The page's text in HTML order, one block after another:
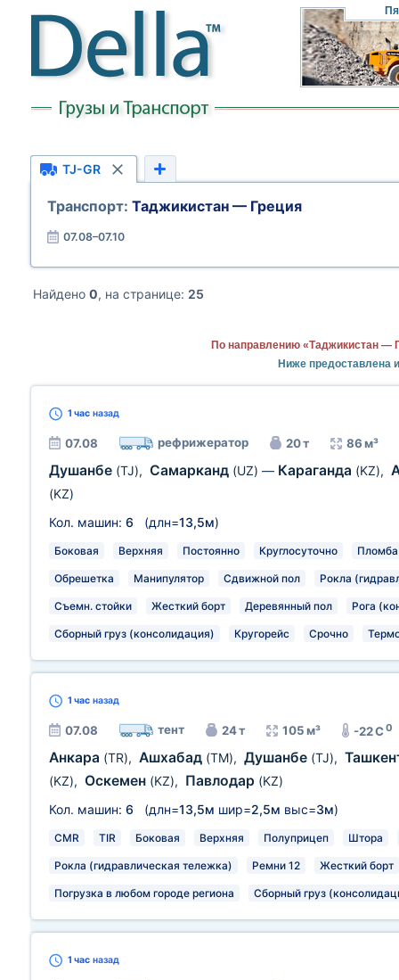
TJ-GR
Транспорт: Таджикистан — Греция
07.08–07.10
Найдено 0, на странице: 25
По направлению «Таджикистан —
Ниже предоставлена
1 час назад
07.08 рефрижератор 20 т 86 м³
Душанбе (TJ), Самарканд (UZ) — Караганда (KZ),
(KZ)
Кол. машин: 6 (длн=13,5м)
Боковая Верхняя Постоянно Круглосуточно Пломба
Обрешетка Манипулятор Сдвижной пол Рокла
Съемн. стойки Жесткий борт Деревянный пол Рога
Сборный груз (консолидация) Кругорейс Срочно
1 час назад
07.08 тент 24 т 105 м³ -22 C0
Анкара (TR), Ашхабад (TM), Душанбе (TJ),
(KZ), Оскемен (KZ), Павлодар (KZ)
Кол. машин: 6 (длн=13,5м шир=2,5м выс=3м)
CMR TIR Боковая Верхняя Полуприцеп Штора
Рокла (гидравлическая тележка) Ремни 12 Жесткий борт
Погрузка в любом городе региона Сборный груз
1 час назад